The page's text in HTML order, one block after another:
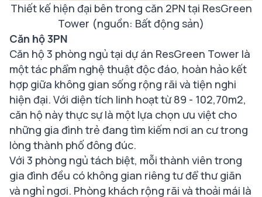
Thiết kế hiện đại bên trong căn 2PN tại ResGreen
Tower (nguồn: Bất động sản)
Căn hộ 3PN
Căn hộ 3 phòng ngủ tại dự án ResGreen Tower là
một tác phẩm nghệ thuật độc đáo, hoàn hảo kết
hợp giữa không gian sống rộng rãi và tiện nghi
hiện đại. Với diện tích linh hoạt từ 89 - 102,70m2,
căn hộ này thực sự là một lựa chọn ưu việt cho
những gia đình trẻ đang tìm kiếm nơi an cư trong
lòng thành phố đông đúc.
Với 3 phòng ngủ tách biệt, mỗi thành viên trong
gia đình đều có không gian riêng tư để thư giãn
và nghỉ ngơi. Phòng khách rộng rãi và thoải mái là